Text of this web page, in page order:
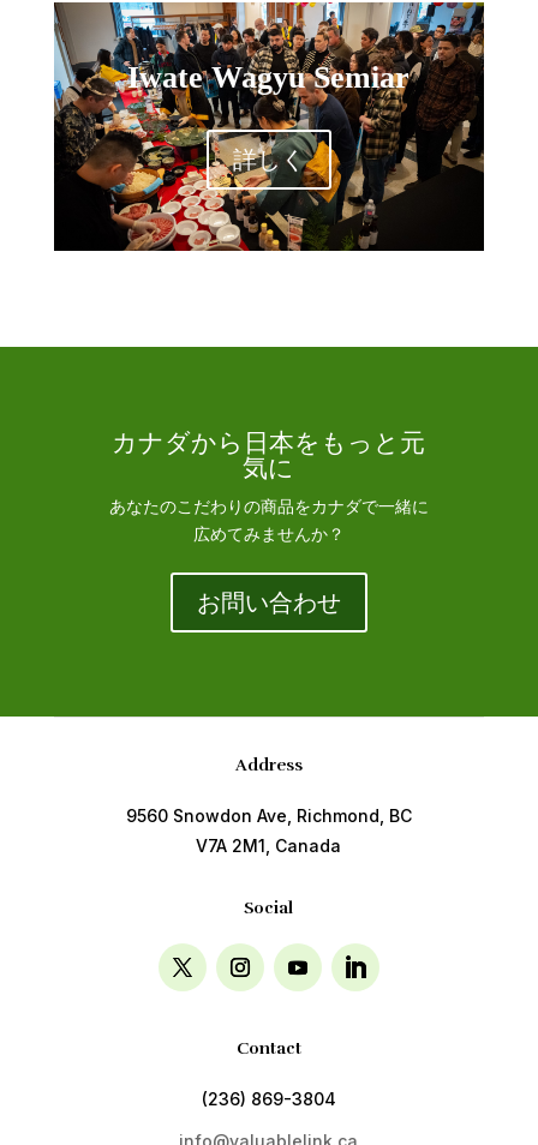
Iwate Wagyu Semiar
詳しく
カナダから日本をもっと元
気に
あなたのこだわりの商品をカナダで一緒に
広めてみませんか？
お問い合わせ
Address
9560 Snowdon Ave, Richmond, BC
V7A 2M1, Canada
Social
Contact
(236) 869-3804
info@valuablelink.ca